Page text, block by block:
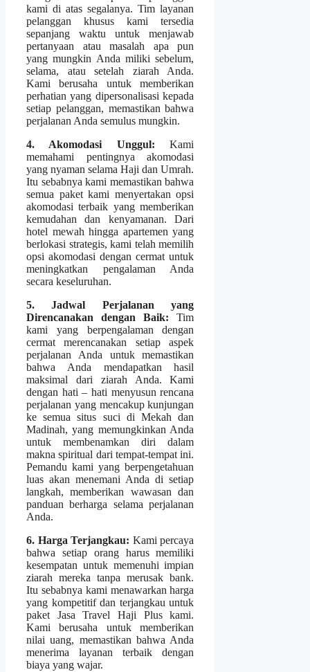
kami di atas segalanya. Tim layanan
pelanggan khusus kami tersedia
sepanjang waktu untuk menjawab
pertanyaan atau masalah apa pun
yang mungkin Anda miliki sebelum,
selama, atau setelah ziarah Anda.
Kami berusaha untuk memberikan
perhatian yang dipersonalisasi kepada
setiap pelanggan, memastikan bahwa
perjalanan Anda semulus mungkin.
4. Akomodasi Unggul: Kami
memahami pentingnya akomodasi
yang nyaman selama Haji dan Umrah.
Itu sebabnya kami memastikan bahwa
semua paket kami menyertakan opsi
akomodasi terbaik yang memberikan
kemudahan dan kenyamanan. Dari
hotel mewah hingga apartemen yang
berlokasi strategis, kami telah memilih
opsi akomodasi dengan cermat untuk
meningkatkan pengalaman Anda
secara keseluruhan.
5. Jadwal Perjalanan yang
Direncanakan dengan Baik: Tim
kami yang berpengalaman dengan
cermat merencanakan setiap aspek
perjalanan Anda untuk memastikan
bahwa Anda mendapatkan hasil
maksimal dari ziarah Anda. Kami
dengan hati – hati menyusun rencana
perjalanan yang mencakup kunjungan
ke semua situs suci di Mekah dan
Madinah, yang memungkinkan Anda
untuk membenamkan diri dalam
makna spiritual dari tempat-tempat ini.
Pemandu kami yang berpengetahuan
luas akan menemani Anda di setiap
langkah, memberikan wawasan dan
panduan berharga selama perjalanan
Anda.
6. Harga Terjangkau: Kami percaya
bahwa setiap orang harus memiliki
kesempatan untuk memenuhi impian
ziarah mereka tanpa merusak bank.
Itu sebabnya kami menawarkan harga
yang kompetitif dan terjangkau untuk
paket Jasa Travel Haji Plus kami.
Kami berusaha untuk memberikan
nilai uang, memastikan bahwa Anda
menerima layanan terbaik dengan
biaya yang wajar.